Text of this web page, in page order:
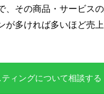
、その商品・サービス
が多ければ多いほど売
ィングについて相談する